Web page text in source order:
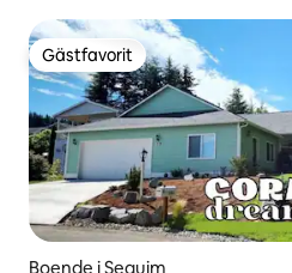
Gästfavorit
Gästfavorit
Boende i Sequim